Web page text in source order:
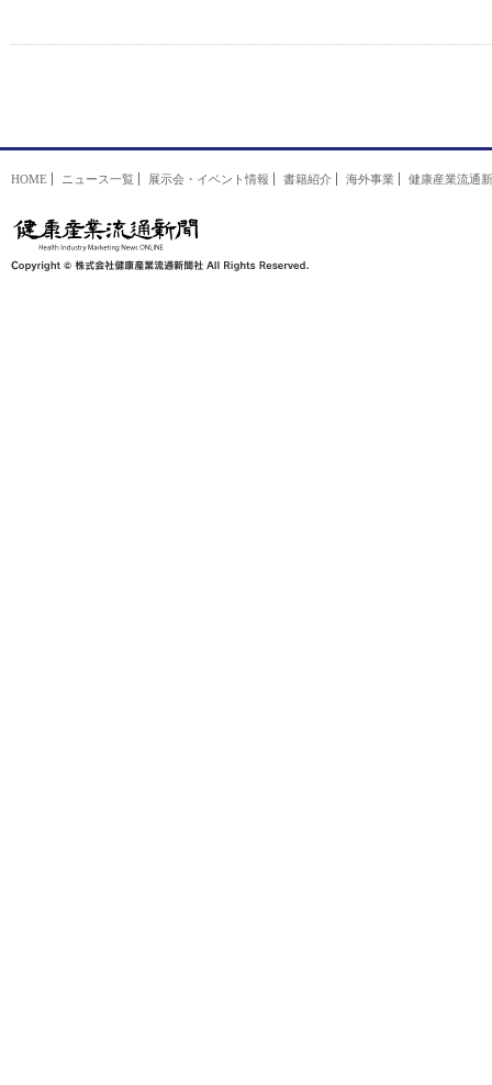
HOME ニュース一覧 展示会・イベント情報 書籍紹介 海外事業 健康産業流通